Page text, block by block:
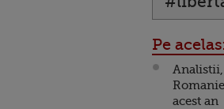
Pe
acest an